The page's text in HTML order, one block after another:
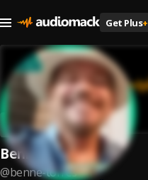
Get Plus+
Bennê Torres
@benne-torres